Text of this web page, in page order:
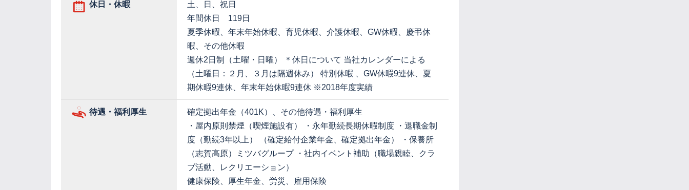
休日・休暇
土、日、祝日
年間休日 119日
夏季休暇、年末年始休暇、育児休暇、介護休暇、GW休暇、慶弔休
暇、その他休暇
週休2日制（土曜・日曜） ＊休日について 当社カレンダーによる
（土曜日：２月、３月は隔週休み） 特別休暇 、GW休暇9連休、夏
期休暇9連休、年末年始休暇9連休 ※2018年度実績
待遇・福利厚生
確定拠出年金（401K）、その他待遇・福利厚生
・屋内原則禁煙（喫煙施設有） ・永年勤続長期休暇制度 ・退職金制
度（勤続3年以上） （確定給付企業年金、確定拠出年金） ・保養所
（志賀高原）ミツバグループ ・社内イベント補助（職場親睦、クラ
ブ活動、レクリエーション）
健康保険、厚生年金、労災、雇用保険